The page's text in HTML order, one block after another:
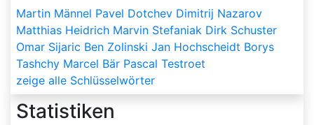
Martin Männel Pavel Dotchev Dimitrij Nazarov
Matthias Heidrich Marvin Stefaniak Dirk Schuster
Omar Sijaric Ben Zolinski Jan Hochscheidt Borys
Tashchy Marcel Bär Pascal Testroet
zeige alle Schlüsselwörter
Statistiken